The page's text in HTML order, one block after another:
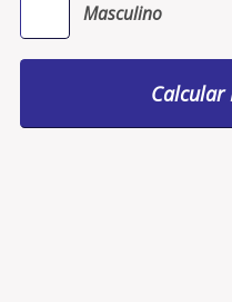
Masculino